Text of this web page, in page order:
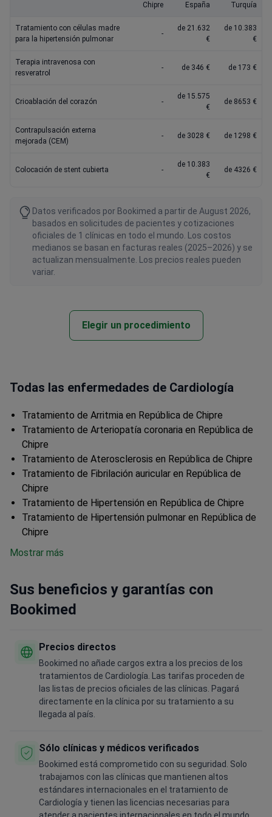
Chipre España Turquía
Tratamiento con células madre
para la hipertensión pulmonar
-
de 21.632
€
de 10.383
€
Terapia intravenosa con
resveratrol
- de 346 € de 173 €
Crioablación del corazón -
de 15.575
€
de 8653 €
Contrapulsación externa
mejorada (CEM)
- de 3028 € de 1298 €
Colocación de stent cubierta -
de 10.383
€
de 4326 €
Datos verificados por Bookimed a partir de August 2026,
basados en solicitudes de pacientes y cotizaciones
oficiales de 1 clínicas en todo el mundo. Los costos
medianos se basan en facturas reales (2025–2026) y se
actualizan mensualmente. Los precios reales pueden
variar.
Elegir un procedimiento
Todas las enfermedades de Cardiología
Tratamiento de Arritmia en República de Chipre
Tratamiento de Arteriopatía coronaria en República de
Chipre
Tratamiento de Aterosclerosis en República de Chipre
Tratamiento de Fibrilación auricular en República de
Chipre
Tratamiento de Hipertensión en República de Chipre
Tratamiento de Hipertensión pulmonar en República de
Chipre
Mostrar más
Sus beneficios y garantías con
Bookimed
Precios directos
Bookimed no añade cargos extra a los precios de los
tratamientos de Cardiología. Las tarifas proceden de
las listas de precios oficiales de las clínicas. Pagará
directamente en la clínica por su tratamiento a su
llegada al país.
Sólo clínicas y médicos verificados
Bookimed está comprometido con su seguridad. Solo
trabajamos con las clínicas que mantienen altos
estándares internacionales en el tratamiento de
Cardiología y tienen las licencias necesarias para